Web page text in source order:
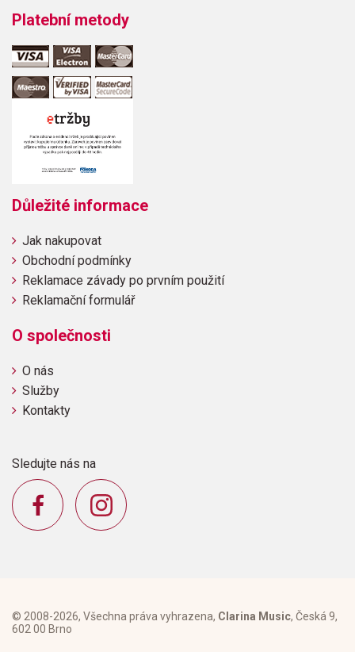
Platební metody
Důležité informace
Jak nakupovat
Obchodní podmínky
Reklamace závady po prvním použití
Reklamační formulář
O společnosti
O nás
Služby
Kontakty
Sledujte nás na
© 2008-2026, Všechna práva vyhrazena, Clarina Music, Česká 9,
602 00 Brno